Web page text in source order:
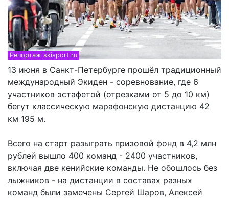
Репортаж skisport.ru
13 июня в Санкт-Петербурге прошёл традиционный
международный Экиден - соревнование, где 6
участников эстафетой (отрезками от 5 до 10 км)
бегут классическую марафонскую дистанцию 42
км 195 м.
Всего на старт разыграть призовой фонд в 4,2 млн
рублей вышло 400 команд - 2400 участников,
включая две кенийские команды. Не обошлось без
лыжников - на дистанции в составах разных
команд были замечены Сергей Шаров, Алексей